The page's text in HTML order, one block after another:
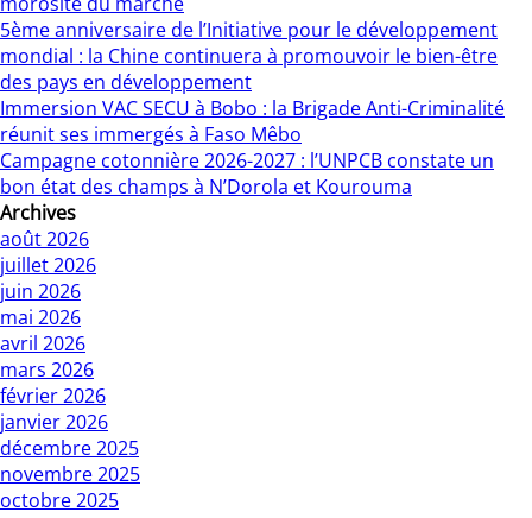
5ème anniversaire de l’Initiative pour le développement
mondial : la Chine continuera à promouvoir le bien-être
des pays en développement
Immersion VAC SECU à Bobo : la Brigade Anti-Criminalité
réunit ses immergés à Faso Mêbo
Campagne cotonnière 2026-2027 : l’UNPCB constate un
bon état des champs à N’Dorola et Kourouma
Archives
août 2026
juillet 2026
juin 2026
mai 2026
avril 2026
mars 2026
février 2026
janvier 2026
décembre 2025
novembre 2025
octobre 2025